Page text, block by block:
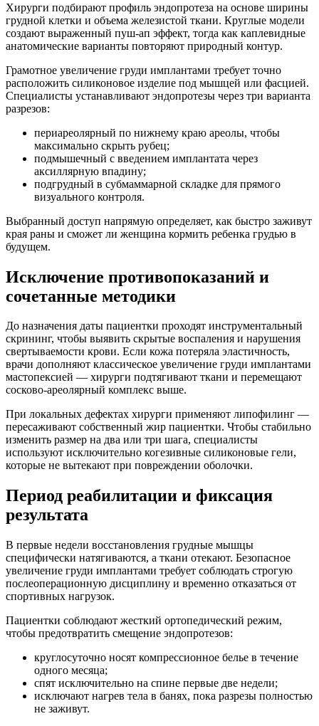
Хирурги подбирают профиль эндопротеза на основе ширины
грудной клетки и объема железистой ткани. Круглые модели
создают выраженный пуш-ап эффект, тогда как каплевидные
анатомические варианты повторяют природный контур.
Грамотное увеличение груди имплантами требует точно
расположить силиконовое изделие под мышцей или фасцией.
Специалисты устанавливают эндопротезы через три варианта
разрезов:
периареолярный по нижнему краю ареолы, чтобы
максимально скрыть рубец;
подмышечный с введением имплантата через
аксиллярную впадину;
подгрудный в субмаммарной складке для прямого
визуального контроля.
Выбранный доступ напрямую определяет, как быстро заживут
края раны и сможет ли женщина кормить ребенка грудью в
будущем.
Исключение противопоказаний и
сочетанные методики
До назначения даты пациентки проходят инструментальный
скрининг, чтобы выявить скрытые воспаления и нарушения
свертываемости крови. Если кожа потеряла эластичность,
врачи дополняют классическое увеличение груди имплантами
мастопексией — хирурги подтягивают ткани и перемещают
сосково-ареолярный комплекс выше.
При локальных дефектах хирурги применяют липофилинг —
пересаживают собственный жир пациентки. Чтобы стабильно
изменить размер на два или три шага, специалисты
используют исключительно когезивные силиконовые гели,
которые не вытекают при повреждении оболочки.
Период реабилитации и фиксация
результата
В первые недели восстановления грудные мышцы
специфически натягиваются, а ткани отекают. Безопасное
увеличение груди имплантами требует соблюдать строгую
послеоперационную дисциплину и временно отказаться от
спортивных нагрузок.
Пациентки соблюдают жесткий ортопедический режим,
чтобы предотвратить смещение эндопротезов:
круглосуточно носят компрессионное белье в течение
одного месяца;
спят исключительно на спине первые две недели;
исключают нагрев тела в банях, пока разрезы полностью
не заживут.